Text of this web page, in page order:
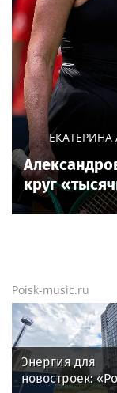
круг
Poisk-music.ru
Энергия для
новостроек: